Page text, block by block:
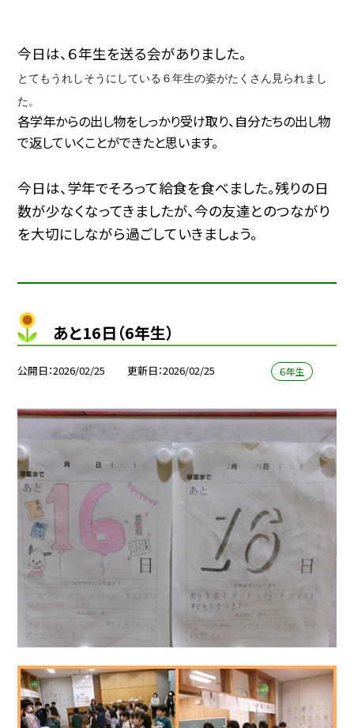
今日は、６年生を送る会がありました。
とてもうれしそうにしている６年生の姿がたくさん見られまし
た。
各学年からの出し物をしっかり受け取り、自分たちの出し物
で返していくことができたと思います。
今日は、学年でそろって給食を食べました。残りの日
数が少なくなってきましたが、今の友達とのつながり
を大切にしながら過ごしていきましょう。
あと16日（6年生）
公開日 2026/02/25 更新日 2026/02/25 ６年生